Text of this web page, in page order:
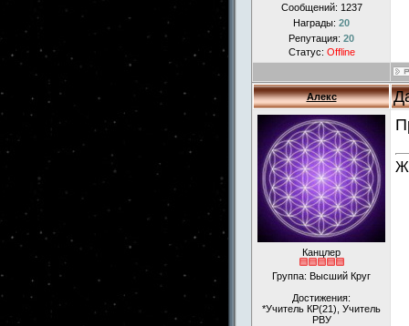
Сообщений: 1237
Награды: 20
Репутация: 20
Статус: Offline
Алекс
Канцлер
Группа: Высший Круг
Достижения:
*Учитель КР(21), Учитель
РВУ